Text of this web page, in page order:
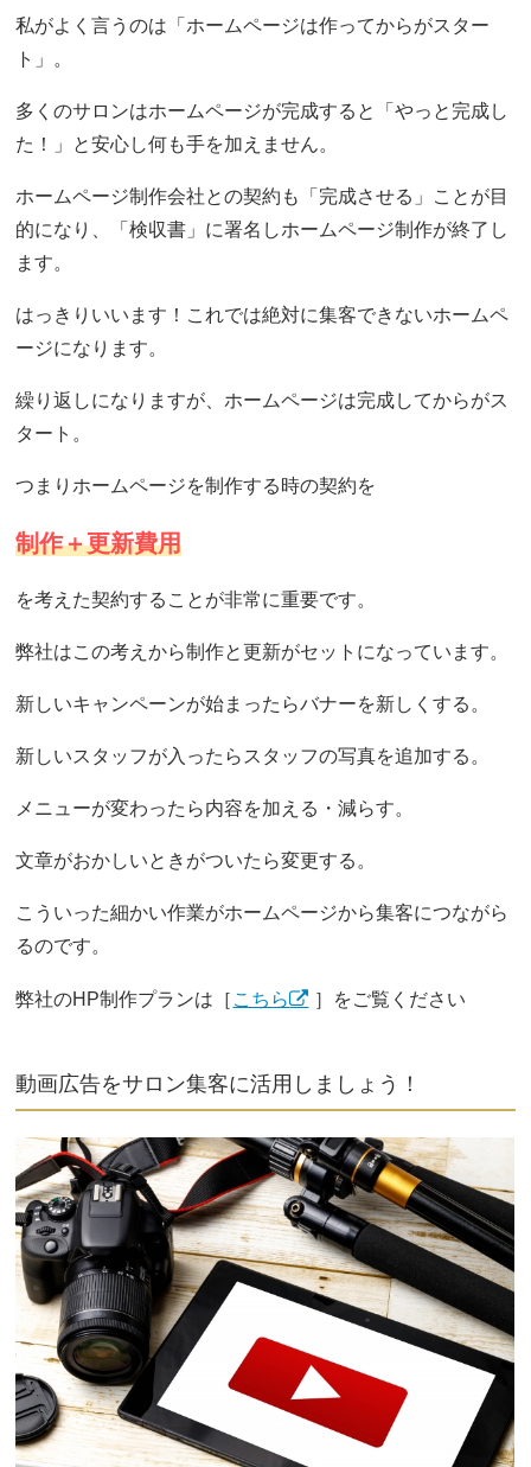
私がよく言うのは「ホームページは作ってからがスター
ト」。
多くのサロンはホームページが完成すると「やっと完成し
た！」と安心し何も手を加えません。
ホームページ制作会社との契約も「完成させる」ことが目
的になり、「検収書」に署名しホームページ制作が終了し
ます。
はっきりいいます！これでは絶対に集客できないホームペ
ージになります。
繰り返しになりますが、ホームページは完成してからがス
タート。
つまりホームページを制作する時の契約を
制作＋更新費用
を考えた契約することが非常に重要です。
弊社はこの考えから制作と更新がセットになっています。
新しいキャンペーンが始まったらバナーを新しくする。
新しいスタッフが入ったらスタッフの写真を追加する。
メニューが変わったら内容を加える・減らす。
文章がおかしいときがついたら変更する。
こういった細かい作業がホームページから集客につながら
るのです。
弊社のHP制作プランは［ こちら ］をご覧ください
動画広告をサロン集客に活用しましょう！